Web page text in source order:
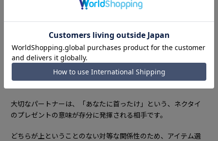
それぞれ詳しくみていきましょう。
3-1. 彼氏・夫・パートナー
大切なパートナーは、「あなたに首ったけ」という、ネクタイ
のプレゼントの意味が存分に発揮される相手です。
どちらが上ということのない対等な関係性のため、アイテム選